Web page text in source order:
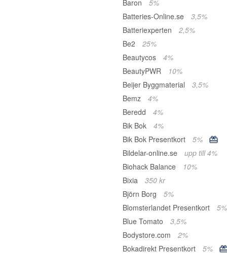
Baron
5%
Batteries-Online.se
3,5%
Batteriexperten
2,5%
Be2
25%
Beautycos
4%
BeautyPWR
10%
Beijer Byggmaterial
3,5%
Bemz
4%
Beredd
4%
Bik Bok
4%
Bik Bok Presentkort
5%
Bildelar-online.se
upp till 4%
Biohack Balance
10%
Bixia
350 kr
Björn Borg
5%
Blomsterlandet Presentkort
5%
Blue Tomato
3,5%
Bodystore.com
2%
Bokadirekt Presentkort
5%